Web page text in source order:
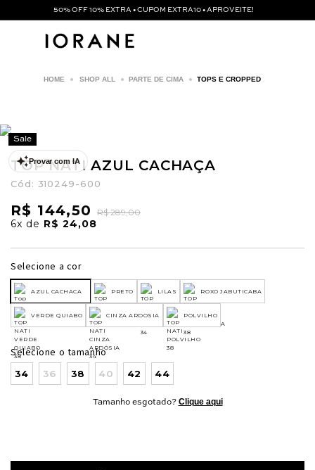
50% OFF 10% EXTRA • CUPOM EXTRA10 • APROVEITE!
SHOP ALL PARTE DE CIMA TOPS E CROPPED
Provar com IA
Sale
TOP NATI AZUL CACHAÇA
Cód: 310249-600
R$ 144,50 R$ 289,00
6x de R$ 24,08
Selecione a cor
AZUL CACHACA PRETO LILAS ROXO JABUTICABA
VERDE QUIABO CINZA ARDOSIA POLVILHO
Selecione o tamanho
34 36 38 40 42 44
Tamanho esgotado? Clique aqui